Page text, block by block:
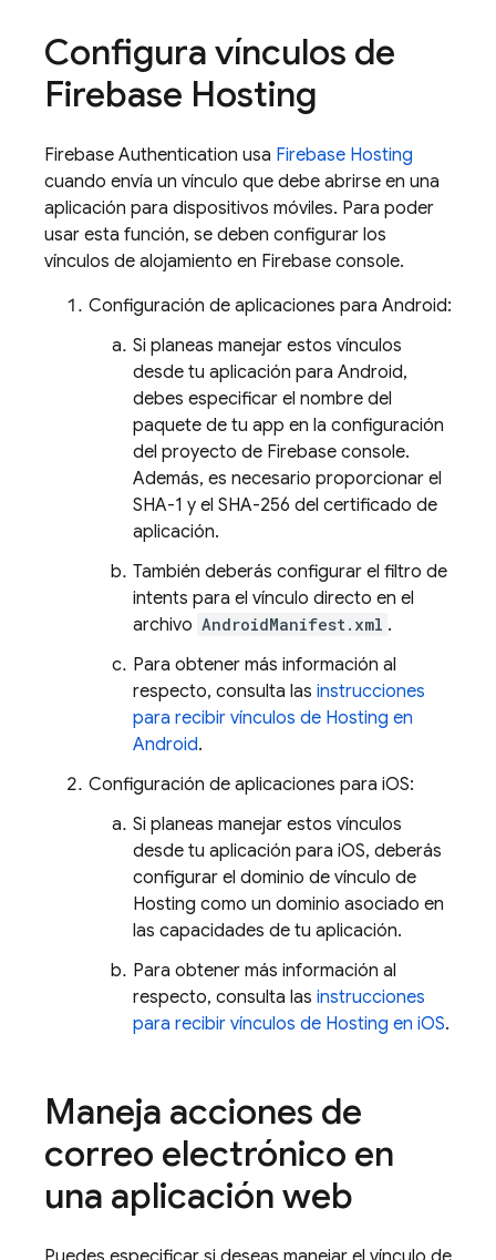
Configura vínculos de
Firebase Hosting
Firebase Authentication usa Firebase Hosting
cuando envía un vínculo que debe abrirse en una
aplicación para dispositivos móviles. Para poder
usar esta función, se deben configurar los
vínculos de alojamiento en Firebase console.
Configuración de aplicaciones para Android:
Si planeas manejar estos vínculos
desde tu aplicación para Android,
debes especificar el nombre del
paquete de tu app en la configuración
del proyecto de Firebase console.
Además, es necesario proporcionar el
SHA-1 y el SHA-256 del certificado de
aplicación.
También deberás configurar el filtro de
intents para el vínculo directo en el
archivo AndroidManifest.xml .
Para obtener más información al
respecto, consulta las instrucciones
para recibir vínculos de Hosting en
Android.
Configuración de aplicaciones para iOS:
Si planeas manejar estos vínculos
desde tu aplicación para iOS, deberás
configurar el dominio de vínculo de
Hosting como un dominio asociado en
las capacidades de tu aplicación.
Para obtener más información al
respecto, consulta las instrucciones
para recibir vínculos de Hosting en iOS.
Maneja acciones de
correo electrónico en
una aplicación web